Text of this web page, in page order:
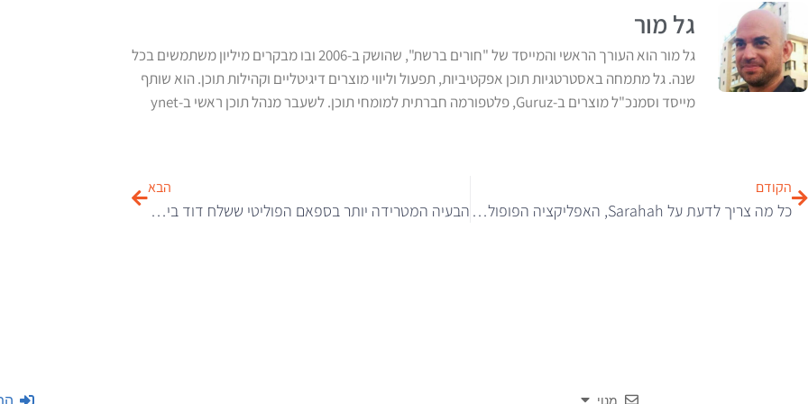
גל מור
גל מור הוא העורך הראשי והמייסד של "חורים ברשת", שהושק ב-2006 ובו מבקרים מיליון משתמשים בכל
שנה. גל מתמחה באסטרטגיות תוכן אפקטיביות, תפעול וליווי מוצרים דיגיטליים וקהילות תוכן. הוא שותף
מייסד וסמנכ"ל מוצרים ב-Guruz, פלטפורמה חברתית למומחי תוכן. לשעבר מנהל תוכן ראשי ב-ynet
הקודם
כל מה צריך לדעת על Sarahah, האפליקציה הפופולרית שמבאסת את החיים לצעירים רבים
הבא
הבעיה המטרידה יותר בספאם הפוליטי ששלח דוד ביטן היא לא הספאם
מנוי